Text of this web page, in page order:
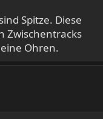
zugeben.
Spitze. Diese
Zwischentracks
Ohren.